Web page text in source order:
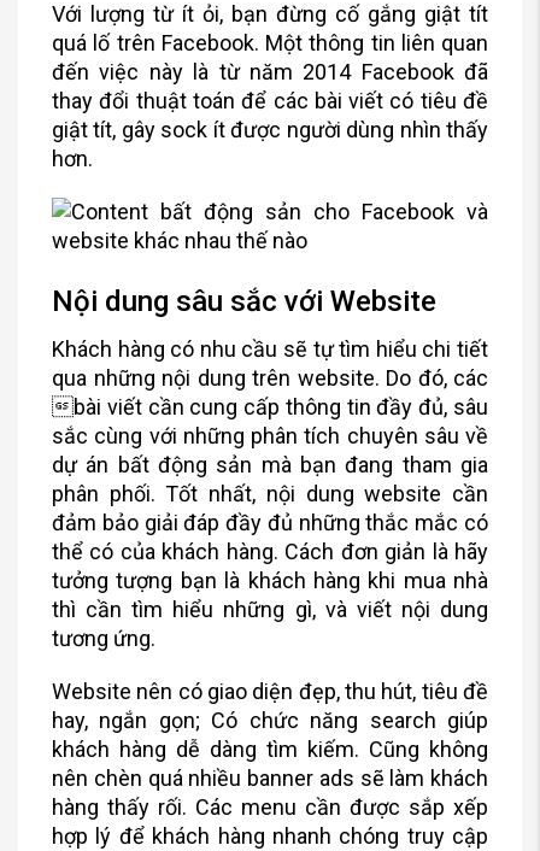
Với lượng từ ít ỏi, bạn đừng cố gắng giật tít
quá lố trên Facebook. Một thông tin liên quan
đến việc này là từ năm 2014 Facebook đã
thay đổi thuật toán để các bài viết có tiêu đề
giật tít, gây sock ít được người dùng nhìn thấy
hơn.
Nội dung sâu sắc với Website
Khách hàng có nhu cầu sẽ tự tìm hiểu chi tiết
qua những nội dung trên website. Do đó, các
bài viết cần cung cấp thông tin đầy đủ, sâu
sắc cùng với những phân tích chuyên sâu về
dự án bất động sản mà bạn đang tham gia
phân phối. Tốt nhất, nội dung website cần
đảm bảo giải đáp đầy đủ những thắc mắc có
thể có của khách hàng. Cách đơn giản là hãy
tưởng tượng bạn là khách hàng khi mua nhà
thì cần tìm hiểu những gì, và viết nội dung
tương ứng.
Website nên có giao diện đẹp, thu hút, tiêu đề
hay, ngắn gọn; Có chức năng search giúp
khách hàng dễ dàng tìm kiếm. Cũng không
nên chèn quá nhiều banner ads sẽ làm khách
hàng thấy rối. Các menu cần được sắp xếp
hợp lý để khách hàng nhanh chóng truy cập